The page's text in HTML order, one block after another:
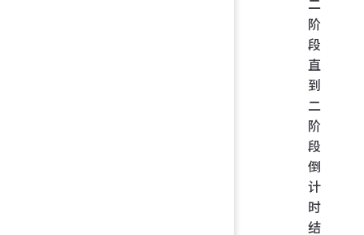
阶
段
直
到
二
阶
段
倒
计
时
结